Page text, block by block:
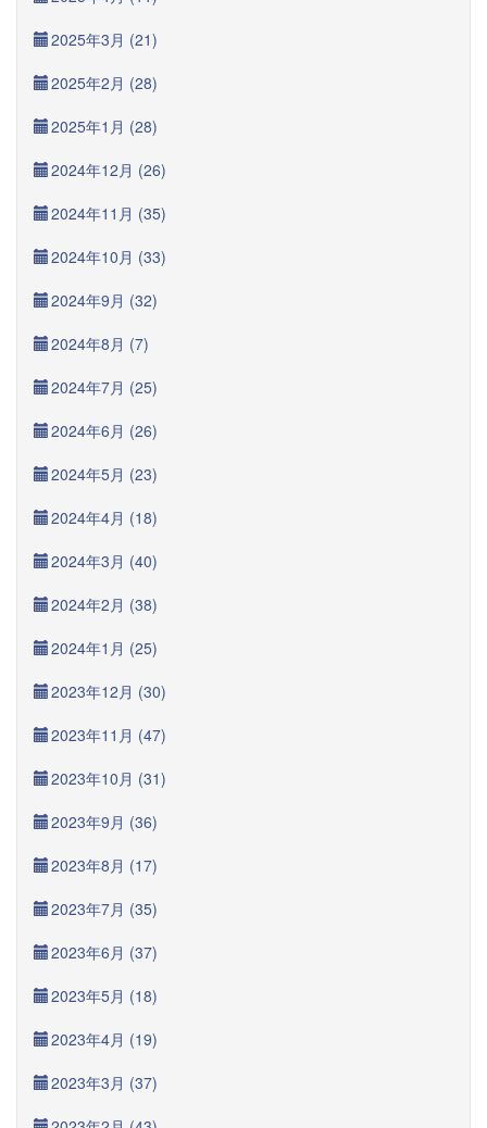
2025年3月 (21)
2025年2月 (28)
2025年1月 (28)
2024年12月 (26)
2024年11月 (35)
2024年10月 (33)
2024年9月 (32)
2024年8月 (7)
2024年7月 (25)
2024年6月 (26)
2024年5月 (23)
2024年4月 (18)
2024年3月 (40)
2024年2月 (38)
2024年1月 (25)
2023年12月 (30)
2023年11月 (47)
2023年10月 (31)
2023年9月 (36)
2023年8月 (17)
2023年7月 (35)
2023年6月 (37)
2023年5月 (18)
2023年4月 (19)
2023年3月 (37)